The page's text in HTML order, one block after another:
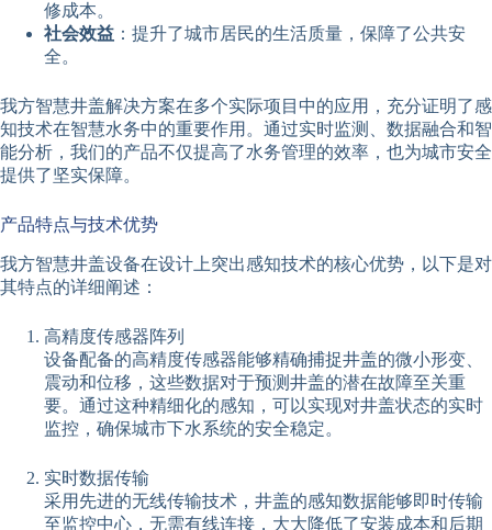
修成本。
社会效益 ：提升了城市居民的生活质量，保障了公共安
全。
我方智慧井盖解决方案在多个实际项目中的应用，充分证明了感
知技术在智慧水务中的重要作用。通过实时监测、数据融合和智
能分析，我们的产品不仅提高了水务管理的效率，也为城市安全
提供了坚实保障。
产品特点与技术优势
我方智慧井盖设备在设计上突出感知技术的核心优势，以下是对
其特点的详细阐述：
高精度传感器阵列
设备配备的高精度传感器能够精确捕捉井盖的微小形变、
震动和位移，这些数据对于预测井盖的潜在故障至关重
要。通过这种精细化的感知，可以实现对井盖状态的实时
监控，确保城市下水系统的安全稳定。
实时数据传输
采用先进的无线传输技术，井盖的感知数据能够即时传输
至监控中心，无需有线连接，大大降低了安装成本和后期